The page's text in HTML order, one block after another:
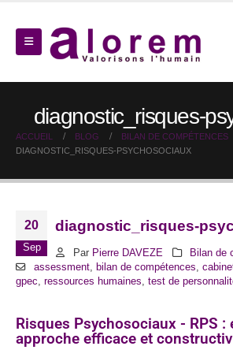
diagnostic_risques-
ACCUEIL BLOG
BILAN DE COMPÉTENCES
DIAGNOSTIC_RISQUES-PSYCHOSOCIAUX
20
Sep
diagnostic_risques-
Par Pierre DAVEZE
Bilan de
assessment, bilan de compétences
gpec
ressources humaines test de
Risques Psychosociaux - RPS :
approche efficace et